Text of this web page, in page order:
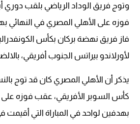
وتوج فريق الوداد الرياضي بلقب دوري
فوزه على الأهلي المصري في النهائي
فاز فريق نهضة بركان بكأس
لأورلاندو بيراتس الجنوب أفريقي،
يذكر أن الأهلي المصري كان قد توج
كأس السوبر الأفريقي، عقب فوزه على
بهدفين لواحد في المباراة التي أقيمت